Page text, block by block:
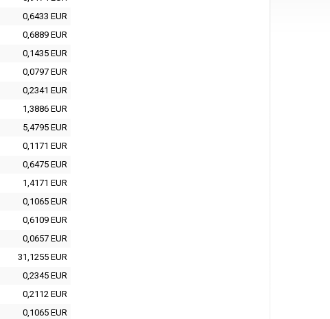
0,6433 EUR
0,6889 EUR
0,1435 EUR
0,0797 EUR
0,2341 EUR
1,3886 EUR
5,4795 EUR
0,1171 EUR
0,6475 EUR
1,4171 EUR
0,1065 EUR
0,6109 EUR
0,0657 EUR
31,1255 EUR
0,2345 EUR
0,2112 EUR
0,1065 EUR